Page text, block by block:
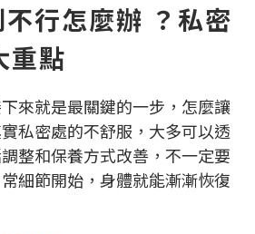
行怎麼辦 ？私密
重點
來就是最關鍵的一步，怎麼讓
私密處的不舒服，大多可以透
整和保養方式改善，不一定要
細節開始，身體就能漸漸恢復